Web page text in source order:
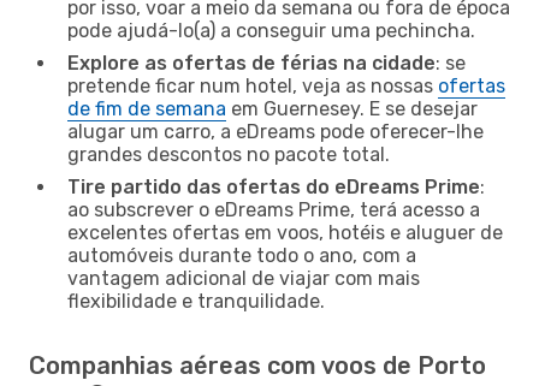
por isso, voar a meio da semana ou fora de época
pode ajudá-lo(a) a conseguir uma pechincha.
Explore as ofertas de férias na cidade: se
pretende ficar num hotel, veja as nossas ofertas
de fim de semana em Guernesey. E se desejar
alugar um carro, a eDreams pode oferecer-lhe
grandes descontos no pacote total.
Tire partido das ofertas do eDreams Prime:
ao subscrever o eDreams Prime, terá acesso a
excelentes ofertas em voos, hotéis e aluguer de
automóveis durante todo o ano, com a
vantagem adicional de viajar com mais
flexibilidade e tranquilidade.
Companhias aéreas com voos de Porto